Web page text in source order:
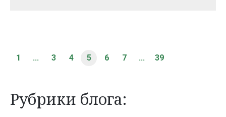
1 ... 3 4 5 6 7 ... 39
Рубрики блога: